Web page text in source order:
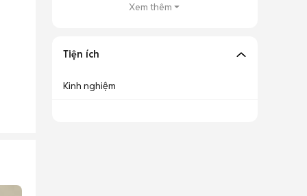
Xem thêm
Tiện ích
Kinh nghiệm